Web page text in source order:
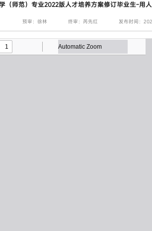
（师范）专业2022版人才培养方案修订毕业生-用
预审：徐林 终审：芮先红 发布时间：